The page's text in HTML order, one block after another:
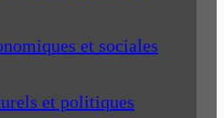
et sociales
et politiques